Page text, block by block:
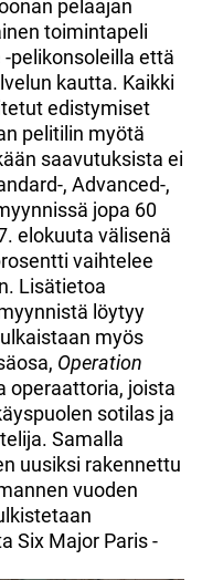
pelaajan
toimintapeli
-pelikonsoleilla että
kautta. Kaikki
edistymiset
pelitilin myötä
saavutuksista ei
, Advanced-,
jopa 60
elokuuta välisenä
vaihtelee
Lisätietoa
löytyy
myös
Operation
operaattoria, joista
sotilas ja
Samalla
uusiksi rakennettu
vuoden
Six Major Paris -